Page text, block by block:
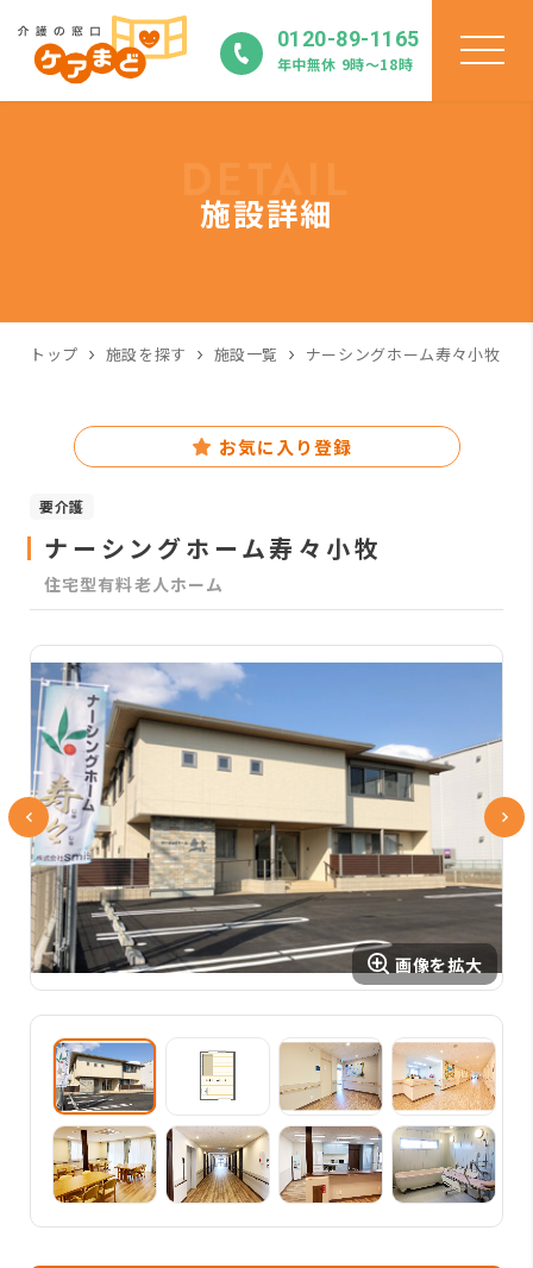
0120-89-1165
年中無休 9時〜18時
施設詳細
トップ 施設を探す 施設一覧 ナーシングホーム寿々小牧
お気に入り登録
要介護
ナーシングホーム寿々小牧
住宅型有料老人ホーム